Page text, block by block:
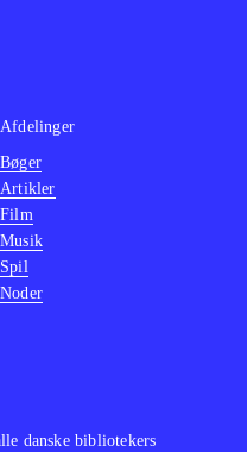
danske bibliotekers
Afdelinger
Bøger
Artikler
Film
Musik
Spil
Noder